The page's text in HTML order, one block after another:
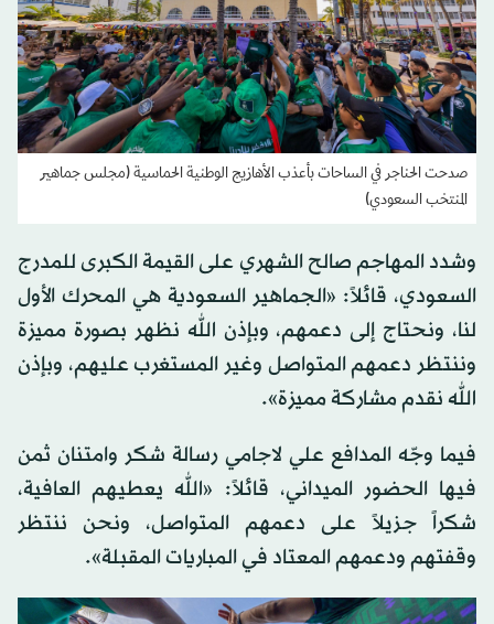
صدحت الحناجر في الساحات بأعذب الأهازيج الوطنية الحماسية (مجلس جماهير
المنتخب السعودي)
وشدد المهاجم صالح الشهري على القيمة الكبرى للمدرج
السعودي، قائلاً: «الجماهير السعودية هي المحرك الأول
لنا، ونحتاج إلى دعمهم، وبإذن الله نظهر بصورة مميزة
وننتظر دعمهم المتواصل وغير المستغرب عليهم، وبإذن
الله نقدم مشاركة مميزة».
فيما وجّه المدافع علي لاجامي رسالة شكر وامتنان ثمن
فيها الحضور الميداني، قائلاً: «الله يعطيهم العافية،
شكراً جزيلاً على دعمهم المتواصل، ونحن ننتظر
وقفتهم ودعمهم المعتاد في المباريات المقبلة».